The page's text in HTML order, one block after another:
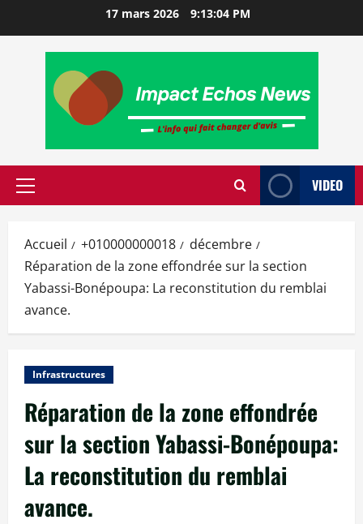
17 mars 2026 9:13:05 PM
VIDEO
Accueil +010000000018
décembre
Réparation de la zone effondrée sur la section
Yabassi-Bonépoupa: La reconstitution du remblai
avance.
Infrastructures
Réparation de la zone effondrée
sur la section Yabassi-Bonépoupa:
La reconstitution du remblai
avance.